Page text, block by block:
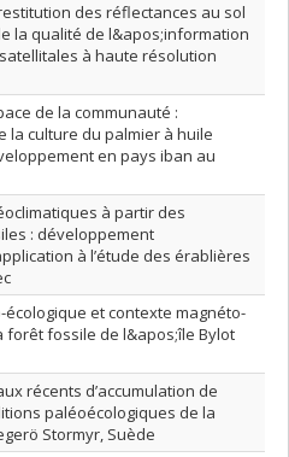
restitution des réflectances au sol
la qualité de l&apos;information
à haute résolution
de la communauté :
la culture du palmier à huile
en pays iban au
à partir des
: développement
à l’étude des érablières
et contexte magnéto-
forêt fossile de l&apos;île Bylot
récents d’accumulation de
paléoécologiques de la
Stormyr, Suède